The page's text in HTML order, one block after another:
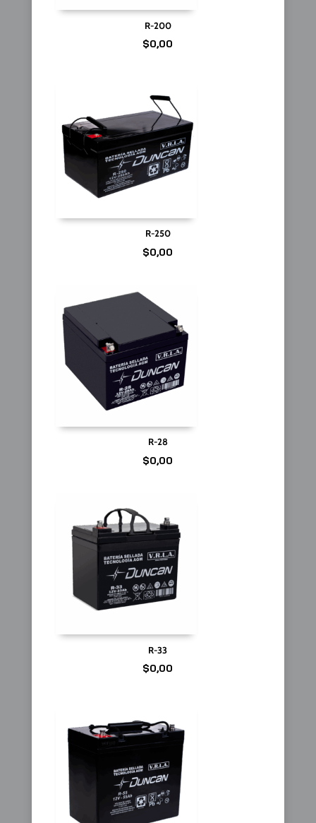
R-200
$0,00
R-250
$0,00
R-28
$0,00
R-33
$0,00